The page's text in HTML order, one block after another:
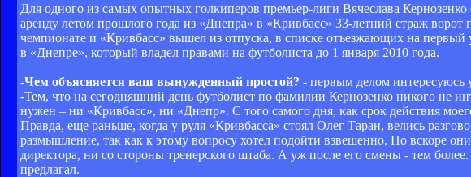
Для одного из самых опытных голкиперов премьер-лиги Вячеслава
аренду летом прошлого года из «Днепра» в «Кривбасс» 33-летний страж
чемпионате и «Кривбасс» вышел из отпуска, в списке отъезжающих на
в «Днепре», который владел правами на футболиста до 1 января 2010 года.
-Чем объясняется ваш вынужденный простой? - первым делом интересуюсь
-Тем, что на сегодняшний день футболист по фамилии Кернозенко никого не
нужен – ни «Кривбасс», ни «Днепр». С того самого дня, как срок действия
Правда, еще раньше, когда у руля «Кривбасса» стоял Олег Таран, велись
размышление, так как к этому вопросу хотел подойти взвешенно. Но вскоре
директора, ни со стороны тренерского штаба. А уж после его смены - тем
предлагал.